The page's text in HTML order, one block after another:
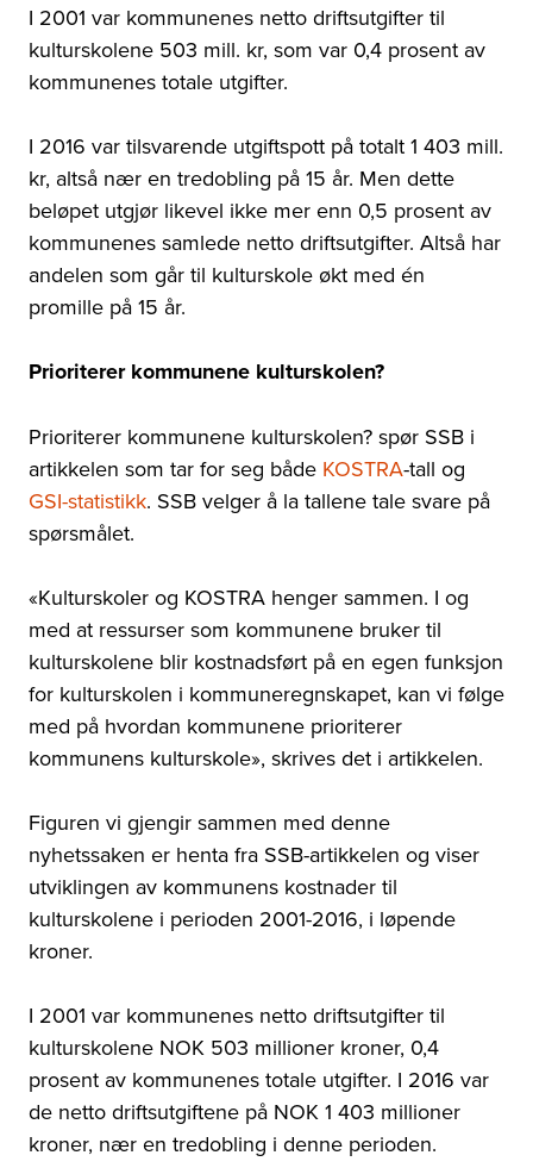
I 2001 var kommunenes netto driftsutgifter til
kulturskolene 503 mill. kr, som var 0,4 prosent av
kommunenes totale utgifter.
I 2016 var tilsvarende utgiftspott på totalt 1 403 mill.
kr, altså nær en tredobling på 15 år. Men dette
beløpet utgjør likevel ikke mer enn 0,5 prosent av
kommunenes samlede netto driftsutgifter. Altså har
andelen som går til kulturskole økt med én
promille på 15 år.
Prioriterer kommunene kulturskolen?
Prioriterer kommunene kulturskolen? spør SSB i
artikkelen som tar for seg både KOSTRA-tall og
GSI-statistikk. SSB velger å la tallene tale svare på
spørsmålet.
«Kulturskoler og KOSTRA henger sammen. I og
med at ressurser som kommunene bruker til
kulturskolene blir kostnadsført på en egen funksjon
for kulturskolen i kommuneregnskapet, kan vi følge
med på hvordan kommunene prioriterer
kommunens kulturskole», skrives det i artikkelen.
Figuren vi gjengir sammen med denne
nyhetssaken er henta fra SSB-artikkelen og viser
utviklingen av kommunens kostnader til
kulturskolene i perioden 2001-2016, i løpende
kroner.
I 2001 var kommunenes netto driftsutgifter til
kulturskolene NOK 503 millioner kroner, 0,4
prosent av kommunenes totale utgifter. I 2016 var
de netto driftsutgiftene på NOK 1 403 millioner
kroner, nær en tredobling i denne perioden.